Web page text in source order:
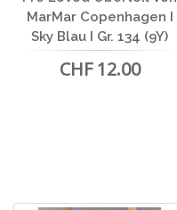
MarMar Copenhagen I
Sky Blau I Gr. 134 (9Y)
CHF 12.00